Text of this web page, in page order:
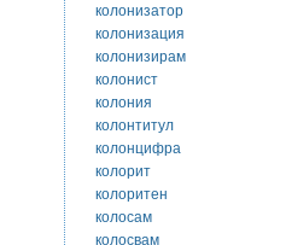
колонизатор
колонизация
колонизирам
колонист
колония
колонтитул
колонцифра
колорит
колоритен
колосам
колосвам